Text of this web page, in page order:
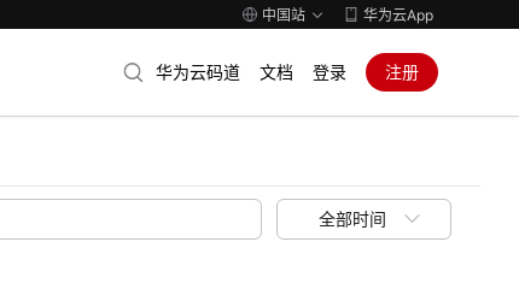
中国站 华为云App
华为云码道 文档 登录 注册
全部时间